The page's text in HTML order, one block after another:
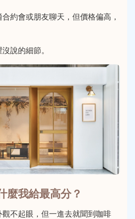
約會或朋友聊天，但價格偏高，
說的細節。
麼我給最高分？
不起眼，但一進去就聞到咖啡